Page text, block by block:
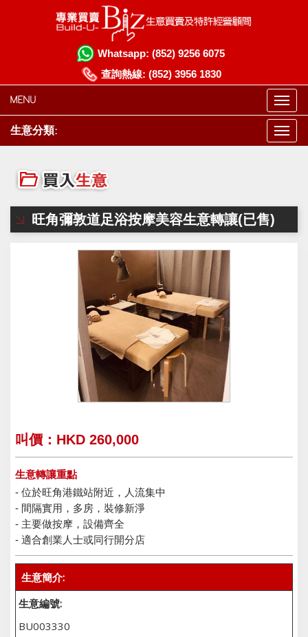
Whatsapp: (852) 9256 6075
查詢熱線: (852) 3956 1830
MENU
生意分類:
旺角彌敦道足浴按摩美容生意轉讓(已售)
叫價：HKD 260,000
生意轉讓重點
- 位於旺角港鐵站附近，人流集中
- 間隔實用，多房，裝修新淨
- 主要做按摩，設備齊全
- 適合創業人士或同行開分店
生意簡介:
生意編號:
BU003330